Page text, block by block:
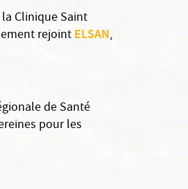
Clinique Saint
rejointELSAN,
de Santé
pour les